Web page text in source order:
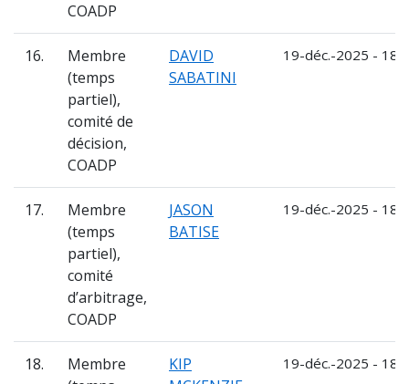
COADP
16.
Membre
(temps
partiel),
comité de
décision,
COADP
DAVID
SABATINI
19-déc.-2025 - 18-
17.
Membre
(temps
partiel),
comité
d’arbitrage,
COADP
JASON
BATISE
19-déc.-2025 - 18-
18.
Membre
KIP
19-déc.-2025 - 18-